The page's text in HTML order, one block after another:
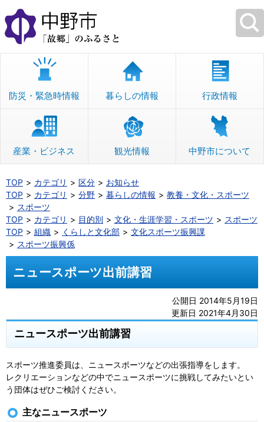
本
文
へ
移
防災・緊急時情報 暮らしの情報 行政情報
産業・ビジネス 観光情報 中野市について
TOP カテゴリ 区分
お知らせ
TOP
カテゴリ 分野 暮らしの情報
教養・文化・スポーツ
スポーツ
TOP
カテゴリ 目的別 文化・生涯学習・スポーツ
スポーツ
TOP
組織 くらしと文化部
文化スポーツ振興課
スポーツ振興係
ニュースポーツ出前講習
公開日 2014年5月19日
更新日 2021年4月30日
ニュースポーツ出前講習
スポーツ推進委員は、ニュースポーツなどの出張指導をします。
レクリエーションなどの中でニュースポーツに挑戦してみたいとい
う団体はぜひご検討ください。
主なニュースポーツ